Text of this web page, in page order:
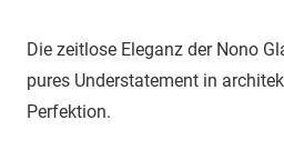
Die zeitlose Eleganz der Nono
pures Understatement in
Perfektion.